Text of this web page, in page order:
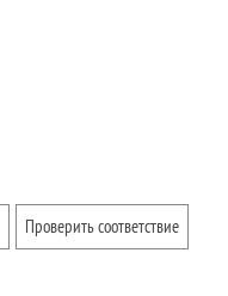
Проверить соответствие